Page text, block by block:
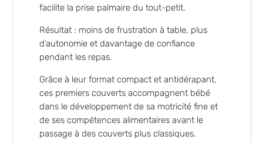
facilite la prise palmaire du tout-petit.
Résultat : moins de frustration à table, plus
d’autonomie et davantage de confiance
pendant les repas.
Grâce à leur format compact et antidérapant,
ces premiers couverts accompagnent bébé
dans le développement de sa motricité fine et
de ses compétences alimentaires avant le
passage à des couverts plus classiques.